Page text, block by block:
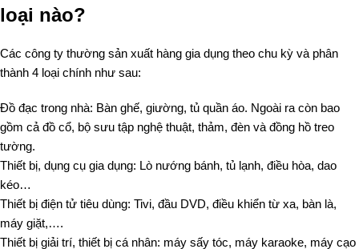
loại nào?
Các công ty thường sản xuất hàng gia dụng theo chu kỳ và phân
thành 4 loại chính như sau:
Đồ đạc trong nhà: Bàn ghế, giường, tủ quần áo. Ngoài ra còn bao
gồm cả đồ cổ, bộ sưu tập nghệ thuật, thảm, đèn và đồng hồ treo
tường.
Thiết bị, dụng cụ gia dụng: Lò nướng bánh, tủ lạnh, điều hòa, dao
kéo…
Thiết bị điện tử tiêu dùng: Tivi, đầu DVD, điều khiển từ xa, bàn là,
máy giặt,….
Thiết bị giải trí, thiết bị cá nhân: máy sấy tóc, máy karaoke, máy cạo